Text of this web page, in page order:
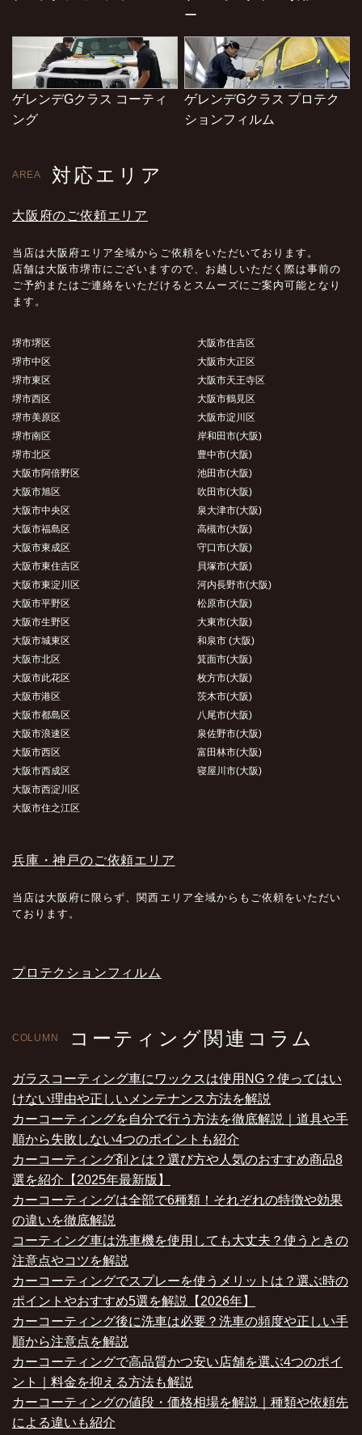
ー
ゲレンデGクラス コーティ
ング
ゲレンデGクラス プロテク
ションフィルム
AREA 対応エリア
大阪府のご依頼エリア
当店は大阪府エリア全域からご依頼をいただいております。
店舗は大阪市堺市にございますので、お越しいただく際は事前の
ご予約またはご連絡をいただけるとスムーズにご案内可能となり
ます。
堺市堺区
堺市中区
堺市東区
堺市西区
堺市美原区
堺市南区
堺市北区
大阪市阿倍野区
大阪市旭区
大阪市中央区
大阪市福島区
大阪市東成区
大阪市東住吉区
大阪市東淀川区
大阪市平野区
大阪市生野区
大阪市城東区
大阪市北区
大阪市此花区
大阪市港区
大阪市都島区
大阪市浪速区
大阪市西区
大阪市西成区
大阪市西淀川区
大阪市住之江区
大阪市住吉区
大阪市大正区
大阪市天王寺区
大阪市鶴見区
大阪市淀川区
岸和田市(大阪)
豊中市(大阪)
池田市(大阪)
吹田市(大阪)
泉大津市(大阪)
高槻市(大阪)
守口市(大阪)
貝塚市(大阪)
河内長野市(大阪)
松原市(大阪)
大東市(大阪)
和泉市 (大阪)
箕面市(大阪)
枚方市(大阪)
茨木市(大阪)
八尾市(大阪)
泉佐野市(大阪)
富田林市(大阪)
寝屋川市(大阪)
兵庫・神戸のご依頼エリア
当店は大阪府に限らず、関西エリア全域からもご依頼をいただい
ております。
プロテクションフィルム
COLUMN コーティング関連コラム
ガラスコーティング車にワックスは使用NG？使ってはい
けない理由や正しいメンテナンス方法を解説
カーコーティングを自分で行う方法を徹底解説｜道具や手
順から失敗しない4つのポイントも紹介
カーコーティング剤とは？選び方や人気のおすすめ商品8
選を紹介【2025年最新版】
カーコーティングは全部で6種類！それぞれの特徴や効果
の違いを徹底解説
コーティング車は洗車機を使用しても大丈夫？使うときの
注意点やコツを解説
カーコーティングでスプレーを使うメリットは？選ぶ時の
ポイントやおすすめ5選を解説【2026年】
カーコーティング後に洗車は必要？洗車の頻度や正しい手
順から注意点を解説
カーコーティングで高品質かつ安い店舗を選ぶ4つのポイ
ント｜料金を抑える方法も解説
カーコーティングの値段・価格相場を解説｜種類や依頼先
による違いも紹介